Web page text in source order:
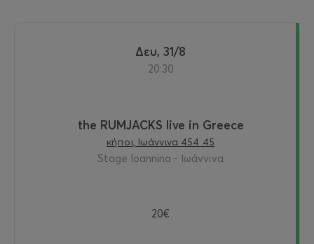
Δευ, 31/8
20:30
the RUMJACKS live in Greece
κήποι, Ιωάννινα 454 45
Stage Ioannina - Ιωάννινα
20€